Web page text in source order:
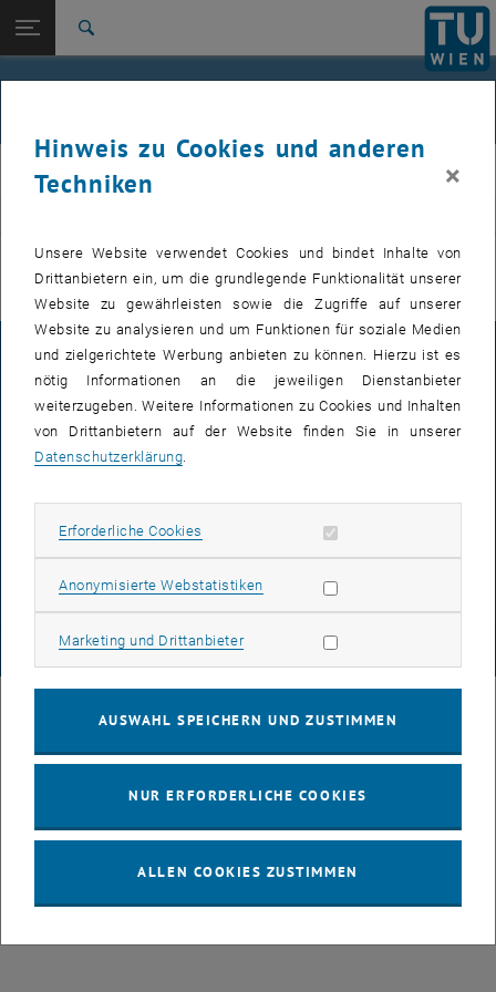
TU Login
Studium
International
Zur 1. Menü Ebene
E311-Institut für Fertigungstechnik und Photonische
Technologien
und Photonische Technologien
Veranstaltungen
IFT
Es gibt keine Veranstaltungen in der aktuellen Ansicht.
© TU Wien
IMPRESSUM
BARRIEREFREIHEITSERKLÄRUNG
COOKIEEINSTELLUNGEN
Hinweis zu Cookies und anderen
Techniken
×
Unsere Website verwendet Cookies und bindet Inhalte von
Drittanbietern ein, um die grundlegende Funktionalität unserer
Website zu gewährleisten sowie die Zugriffe auf unserer
Website zu analysieren und um Funktionen für soziale Medien
und zielgerichtete Werbung anbieten zu können. Hierzu ist es
nötig Informationen an die jeweiligen Dienstanbieter
weiterzugeben. Weitere Informationen zu Cookies und Inhalten
von Drittanbietern auf der Website finden Sie in unserer
Datenschutzerklärung.
Erforderliche Cookies Erforderliche Cookies zulassen
Anonymisierte WebstatistikenStatistik Cookies zulassen
Marketing und DrittanbieterMarketing Cookies zulassen
AUSWAHL SPEICHERN UND ZUSTIMMEN
NUR ERFORDERLICHE COOKIES
ALLEN COOKIES ZUSTIMMEN